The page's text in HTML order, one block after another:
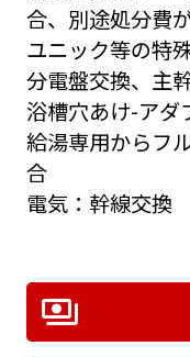
合、別途処分費
ユニック等の特
分電盤交換、主
浴槽穴あけ-アダ
給湯専用からフ
合
電気：幹線交換